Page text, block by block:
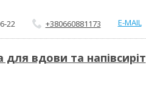
22 +380660881173 E-MAIL
вдови та напівсиріт